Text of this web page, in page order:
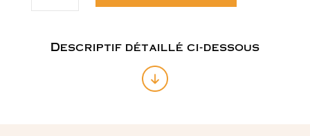
bohème
Descriptif détaillé ci-dessous